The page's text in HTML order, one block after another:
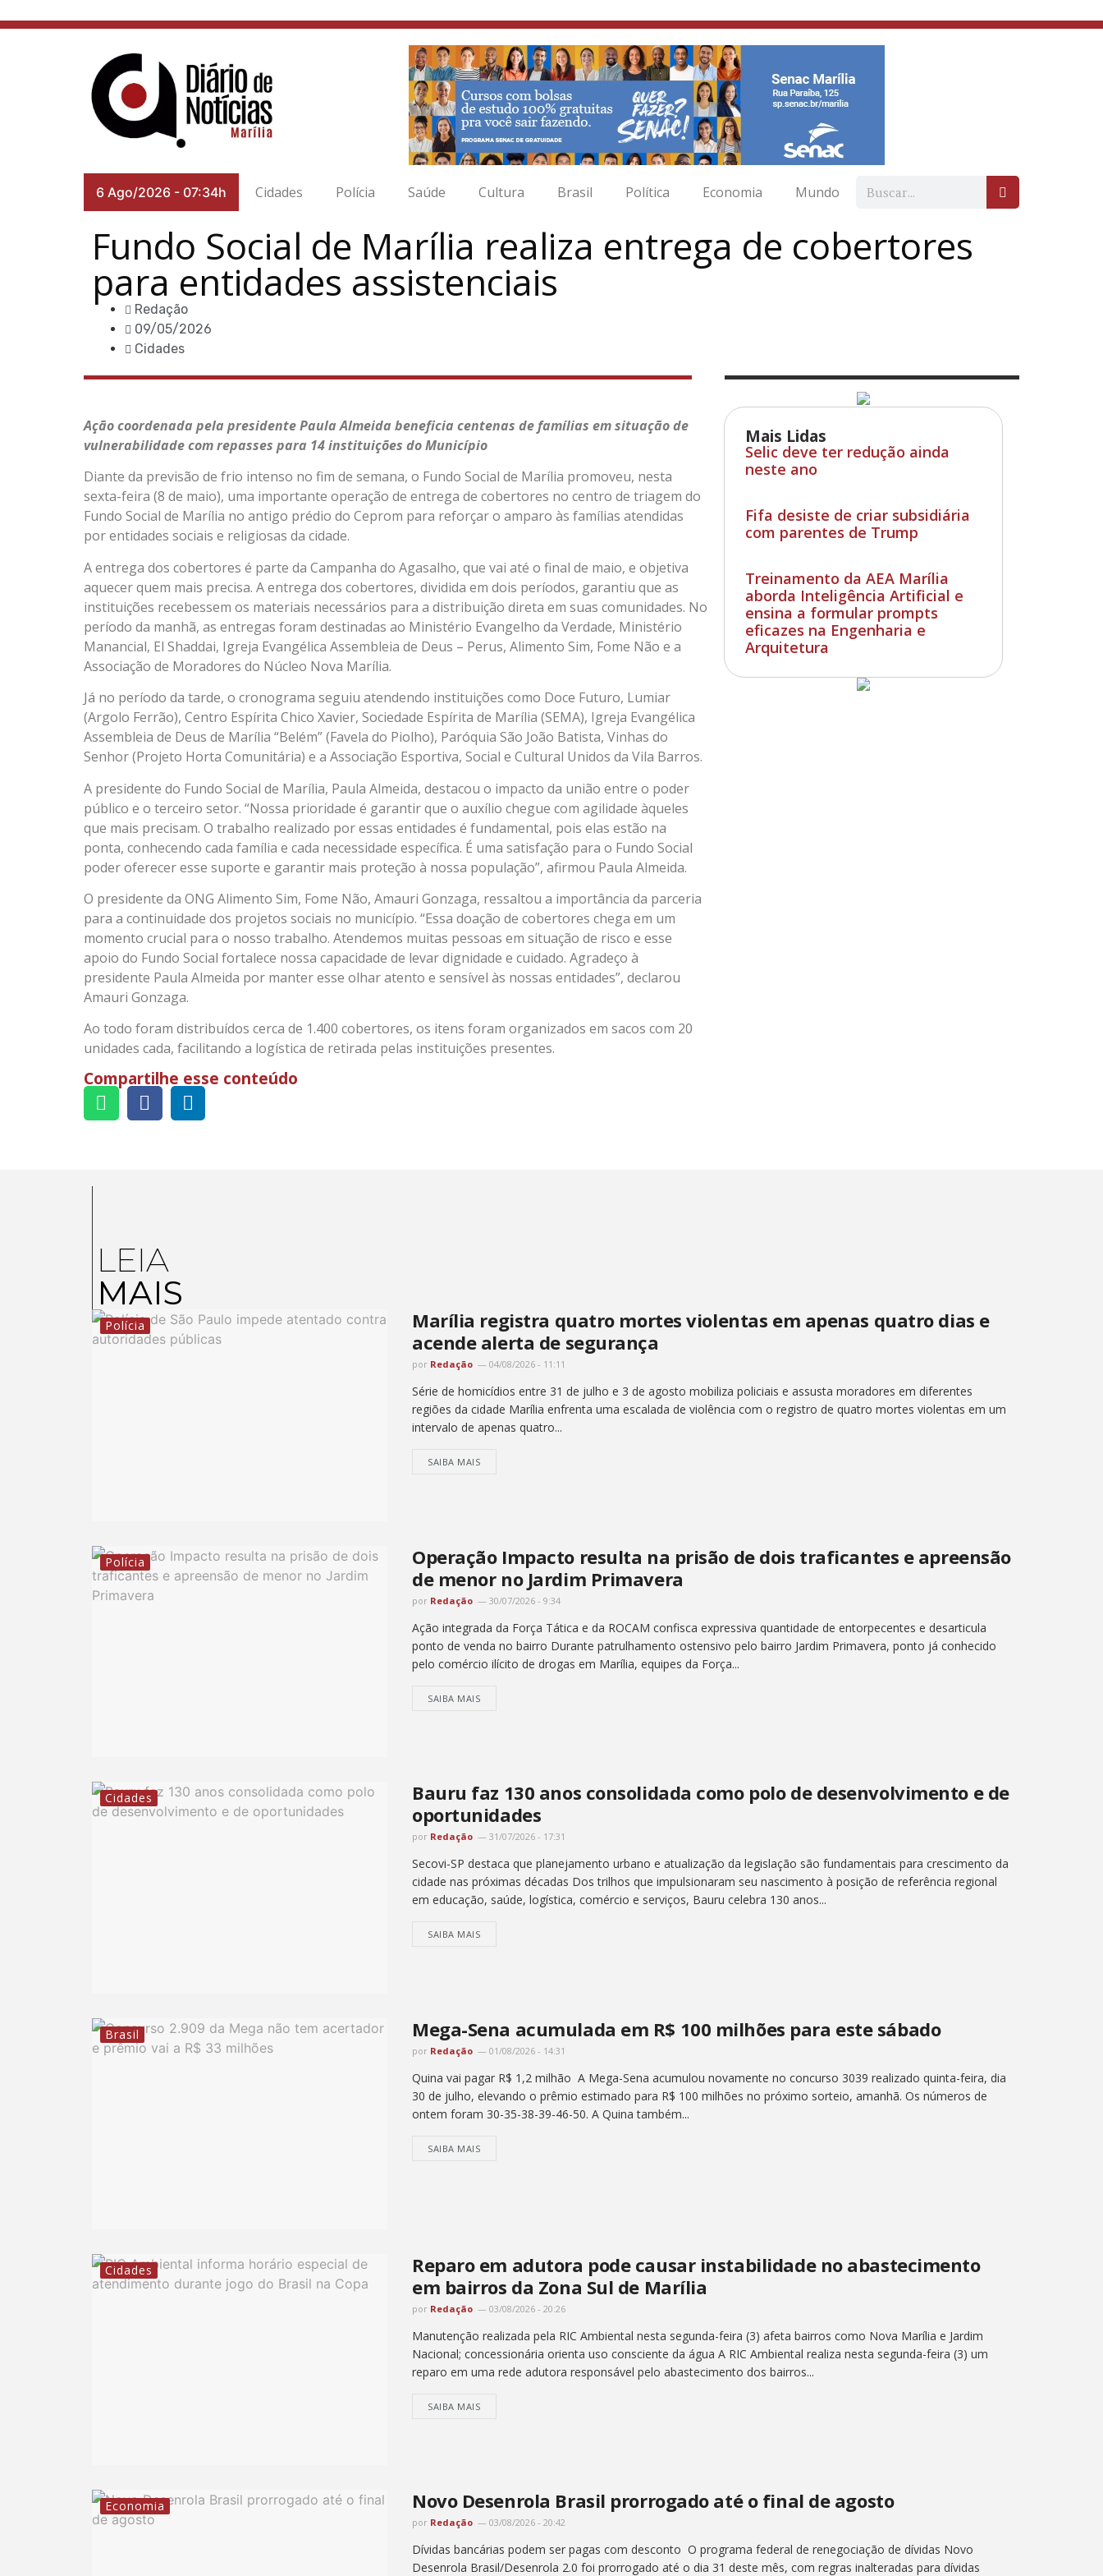
6 Ago/2026 - 07:34h Cidades Polícia Saúde Cultura Brasil Política Economia Mundo
Fundo Social de Marília realiza entrega de cobertores
para entidades assistenciais
Redação
09/05/2026
Cidades
Mais Lidas
Selic deve ter redução ainda
neste ano
Fifa desiste de criar subsidiária
com parentes de Trump
Treinamento da AEA Marília
aborda Inteligência Artificial e
ensina a formular prompts
eficazes na Engenharia e
Arquitetura
Ação coordenada pela presidente Paula Almeida beneficia centenas de famílias em situação de
vulnerabilidade com repasses para 14 instituições do Município
Diante da previsão de frio intenso no fim de semana, o Fundo Social de Marília promoveu, nesta
sexta-feira (8 de maio), uma importante operação de entrega de cobertores no centro de triagem do
Fundo Social de Marília no antigo prédio do Ceprom para reforçar o amparo às famílias atendidas
por entidades sociais e religiosas da cidade.
A entrega dos cobertores é parte da Campanha do Agasalho, que vai até o final de maio, e objetiva
aquecer quem mais precisa. A entrega dos cobertores, dividida em dois períodos, garantiu que as
instituições recebessem os materiais necessários para a distribuição direta em suas comunidades. No
período da manhã, as entregas foram destinadas ao Ministério Evangelho da Verdade, Ministério
Manancial, El Shaddai, Igreja Evangélica Assembleia de Deus – Perus, Alimento Sim, Fome Não e a
Associação de Moradores do Núcleo Nova Marília.
Já no período da tarde, o cronograma seguiu atendendo instituições como Doce Futuro, Lumiar
(Argolo Ferrão), Centro Espírita Chico Xavier, Sociedade Espírita de Marília (SEMA), Igreja Evangélica
Assembleia de Deus de Marília “Belém” (Favela do Piolho), Paróquia São João Batista, Vinhas do
Senhor (Projeto Horta Comunitária) e a Associação Esportiva, Social e Cultural Unidos da Vila Barros.
A presidente do Fundo Social de Marília, Paula Almeida, destacou o impacto da união entre o poder
público e o terceiro setor. “Nossa prioridade é garantir que o auxílio chegue com agilidade àqueles
que mais precisam. O trabalho realizado por essas entidades é fundamental, pois elas estão na
ponta, conhecendo cada família e cada necessidade específica. É uma satisfação para o Fundo Social
poder oferecer esse suporte e garantir mais proteção à nossa população”, afirmou Paula Almeida.
O presidente da ONG Alimento Sim, Fome Não, Amauri Gonzaga, ressaltou a importância da parceria
para a continuidade dos projetos sociais no município. “Essa doação de cobertores chega em um
momento crucial para o nosso trabalho. Atendemos muitas pessoas em situação de risco e esse
apoio do Fundo Social fortalece nossa capacidade de levar dignidade e cuidado. Agradeço à
presidente Paula Almeida por manter esse olhar atento e sensível às nossas entidades”, declarou
Amauri Gonzaga.
Ao todo foram distribuídos cerca de 1.400 cobertores, os itens foram organizados em sacos com 20
unidades cada, facilitando a logística de retirada pelas instituições presentes.
Compartilhe esse conteúdo
LEIA
MAIS
Polícia
Marília registra quatro mortes violentas em apenas quatro dias e
acende alerta de segurança
por Redação 04/08/2026 - 11:11
Série de homicídios entre 31 de julho e 3 de agosto mobiliza policiais e assusta moradores em diferentes
regiões da cidade Marília enfrenta uma escalada de violência com o registro de quatro mortes violentas em um
intervalo de apenas quatro...
SAIBA MAIS
Polícia
Operação Impacto resulta na prisão de dois traficantes e apreensão
de menor no Jardim Primavera
por Redação 30/07/2026 - 9:34
Ação integrada da Força Tática e da ROCAM confisca expressiva quantidade de entorpecentes e desarticula
ponto de venda no bairro Durante patrulhamento ostensivo pelo bairro Jardim Primavera, ponto já conhecido
pelo comércio ilícito de drogas em Marília, equipes da Força...
SAIBA MAIS
Cidades
Bauru faz 130 anos consolidada como polo de desenvolvimento e de
oportunidades
por Redação 31/07/2026 - 17:31
Secovi-SP destaca que planejamento urbano e atualização da legislação são fundamentais para crescimento da
cidade nas próximas décadas Dos trilhos que impulsionaram seu nascimento à posição de referência regional
em educação, saúde, logística, comércio e serviços, Bauru celebra 130 anos...
SAIBA MAIS
Brasil Mega-Sena acumulada em R$ 100 milhões para este sábado
por Redação 01/08/2026 - 14:31
Quina vai pagar R$ 1,2 milhão A Mega-Sena acumulou novamente no concurso 3039 realizado quinta-feira, dia
30 de julho, elevando o prêmio estimado para R$ 100 milhões no próximo sorteio, amanhã. Os números de
ontem foram 30-35-38-39-46-50. A Quina também...
SAIBA MAIS
Cidades
Reparo em adutora pode causar instabilidade no abastecimento
em bairros da Zona Sul de Marília
por Redação 03/08/2026 - 20:26
Manutenção realizada pela RIC Ambiental nesta segunda-feira (3) afeta bairros como Nova Marília e Jardim
Nacional; concessionária orienta uso consciente da água A RIC Ambiental realiza nesta segunda-feira (3) um
reparo em uma rede adutora responsável pelo abastecimento dos bairros...
SAIBA MAIS
Economia Novo Desenrola Brasil prorrogado até o final de agosto
por Redação 03/08/2026 - 20:42
Dívidas bancárias podem ser pagas com desconto O programa federal de renegociação de dívidas Novo
Desenrola Brasil/Desenrola 2.0 foi prorrogado até o dia 31 deste mês, com regras inalteradas para dívidas